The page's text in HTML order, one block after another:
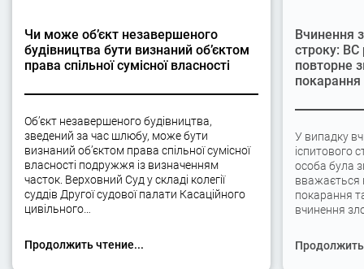
Чи може об’єкт незавершеного
будівництва бути визнаний об’єктом
права спільної сумісної власності
Об’єкт незавершеного будівництва,
зведений за час шлюбу, може бути
визнаний об’єктом права спільної сумісної
власності подружжя із визначенням
часток. Верховний Суд у складі колегії
суддів Другої судової палати Касаційного
цивільного…
Продолжить чтение...
Вчинення
строку: ВС
повторне
У випадку
іспитового
особа була
вважається
покарання
вчинення